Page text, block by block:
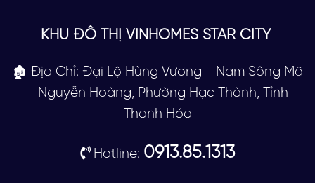
KHU ĐÔ THỊ VINHOMES STAR CITY
🏚 Địa Chỉ: Đại Lộ Hùng Vương - Nam Sông Mã
- Nguyễn Hoàng, Phường Hạc Thành, Tỉnh
Thanh Hóa
Hotline: 0913.85.1313